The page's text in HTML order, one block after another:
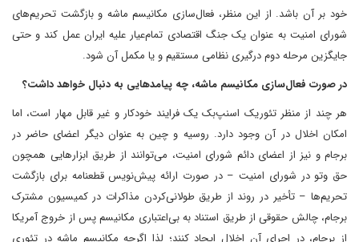
خود بر آن باشد. از این منظر، فعال‌سازی مکانیسم ماشه و بازگشت تحریم‌های
شورای امنیت به عنوان یک جنگ اقتصادی تمام‌عیار علیه ایران عمل کند و حتی
جایگزین مرحله دوم درگیری نظامی مستقیم و یا مکمل آن شود.
در صورت فعال‌سازی مکانیسم ماشه، چه پیامدهایی به دنبال خواهد داشت؟
هر چند از منظر تئوریک اسنپ‌بک یک فرایند خودکار و غیر قابل مهار است، اما
امکان اخلال در آن وجود دارد. روسیه و چین به عنوان دیگر اعضای حاضر در
برجام و نیز از اعضای دائم شورای امنیت، می‌توانند از طریق ابزارهایی همچون
حق وتو در شورای امنیت – در صورت ارائه پیش‌نویس قطعنامه برای بازگشت
تحریم‌ها – تأخیر در روند از طریق طولانی‌کردن مذاکرات در کمیسیون مشترک
برجام، چالش حقوقی از طریق استناد به بی‌اعتباری مکانیسم پس از خروج آمریکا
از برجام، در اجرای آن اخلال ایجاد کنند؛ لذا اگرچه مکانیسم ماشه در تئوری